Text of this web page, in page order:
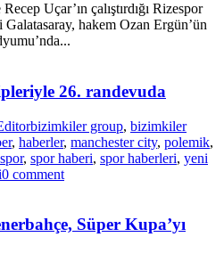
Uçar’ın çalıştırdığı Rizespor
hakem Ozan Ergün’ün
26. randevuda
bizimkiler group, bizimkiler
, haberler, manchester city, polemik,
spor, spor haberi, spor haberleri, yeni
0 comment
Süper Kupa’yı